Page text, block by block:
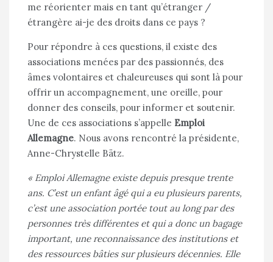
me réorienter mais en tant qu’étranger /
étrangère ai-je des droits dans ce pays ?
Pour répondre à ces questions, il existe des
associations menées par des passionnés, des
âmes volontaires et chaleureuses qui sont là pour
offrir un accompagnement, une oreille, pour
donner des conseils, pour informer et soutenir.
Une de ces associations s’appelle Emploi
Allemagne. Nous avons rencontré la présidente,
Anne-Chrystelle Bätz.
« Emploi Allemagne existe depuis presque trente
ans. C’est un enfant âgé qui a eu plusieurs parents,
c’est une association portée tout au long par des
personnes très différentes et qui a donc un bagage
important, une reconnaissance des institutions et
des ressources bâties sur plusieurs décennies. Elle